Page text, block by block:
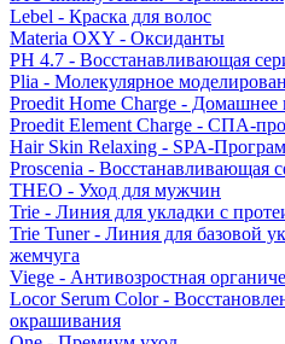
Lebel - Краска для волос
Materia OXY - Оксиданты
PH 4.7 - Восстанавливающая
Plia - Молекулярное
Proedit Home Charge - Домашнее
Proedit Element Charge - СПА-
Hair Skin Relaxing - SPA-
Proscenia - Восстанавливающая
THEO - Уход для мужчин
Trie - Линия для укладки с
Trie Tuner - Линия для базовой
жемчуга
Viege - Антивозростная
Locor Serum Color -
окрашивания